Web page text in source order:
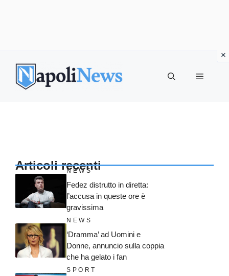
contenuto
MENU
Articoli recenti
NEWS
Fedez distrutto in diretta:
l’accusa in queste ore è
gravissima
NEWS
‘Dramma’ ad Uomini e
Donne, annuncio sulla coppia
che ha gelato i fan
SPORT